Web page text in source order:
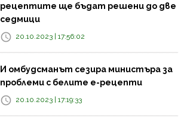
рецептите ще бъдат решени до две
седмици
20.10.2023 | 17:56:02
И омбудсманът сезира министъра за
проблеми с белите е-рецепти
20.10.2023 | 17:19:33